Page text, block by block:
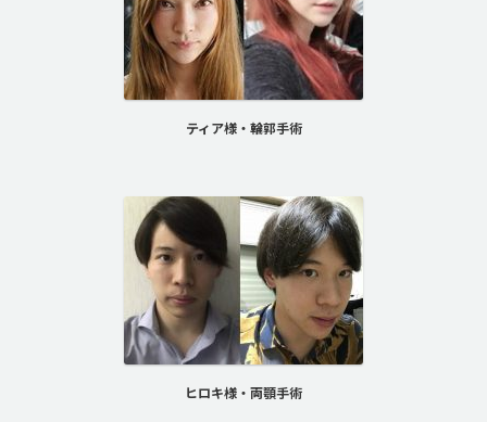
ティア様・輪郭手術
ヒロキ様・両顎手術